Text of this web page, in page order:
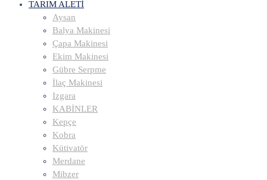
TARIM ALETİ
Aysan
Balya Makinesi
Çapa Makinesi
Ekim Makinesi
Gübre Serpme
İlaç Makinesi
Izgara
KABİNLER
Kepçe
Kobra
Kütivatör
Merdane
Mibzer